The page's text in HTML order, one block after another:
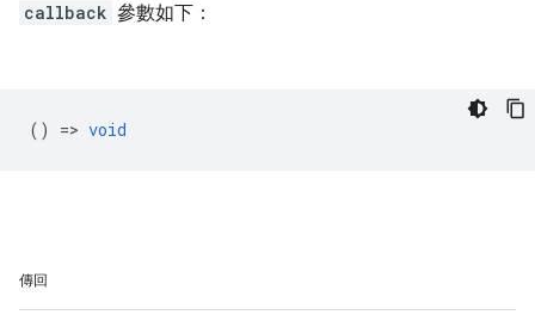
callback 參數如下：
() => void
傳回